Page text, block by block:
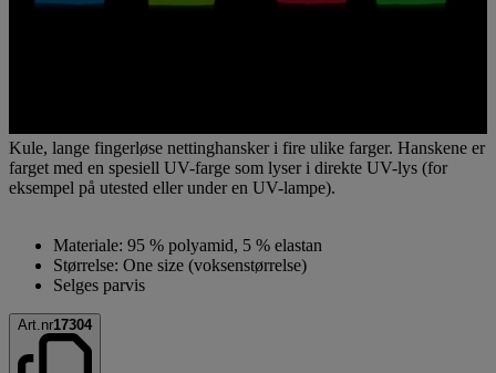
Kule, lange fingerløse nettinghansker i fire ulike farger. Hanskene er
farget med en spesiell UV-farge som lyser i direkte UV-lys (for
eksempel på utested eller under en UV-lampe).
Materiale: 95 % polyamid, 5 % elastan
Størrelse: One size (voksenstørrelse)
Selges parvis
Art.nr17304